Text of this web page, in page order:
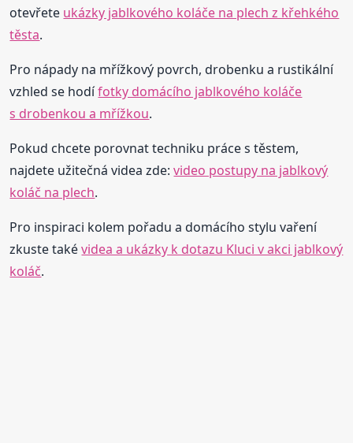
otevřete ukázky jablkového koláče na plech z křehkého
těsta.
Pro nápady na mřížkový povrch, drobenku a rustikální
vzhled se hodífotky domácího jablkového koláče
s drobenkou a mřížkou.
Pokud chcete porovnat techniku práce s těstem,
najdete užitečná videa zde:video postupy na jablkový
koláč na plech.
Pro inspiraci kolem pořadu a domácího stylu vaření
zkuste takévidea a ukázky k dotazu Kluci v akci jablkový
koláč.